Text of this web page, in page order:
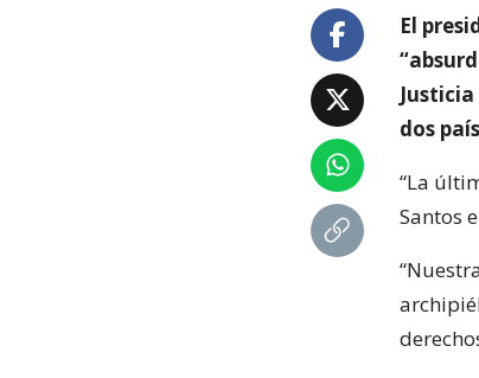
El
dos
“La
Santos